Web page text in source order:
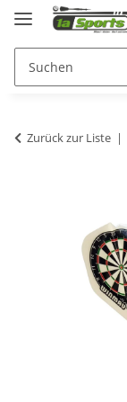
Zurück zur Liste